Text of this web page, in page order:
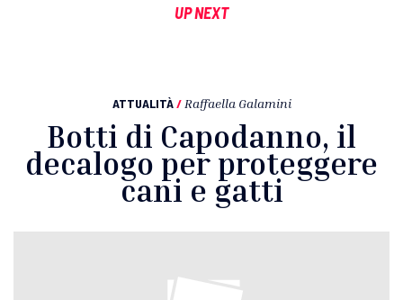
UP NEXT
ATTUALITÀ / Raffaella Galamini
Botti di Capodanno, il
decalogo per proteggere
cani e gatti